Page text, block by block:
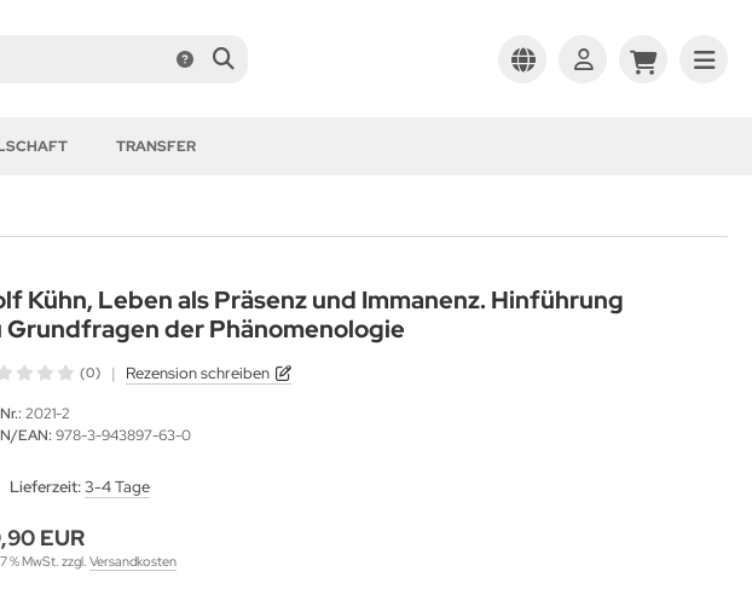
TRANSFER
Kühn, Leben als Präsenz und Immanenz. Hinführung
Grundfragen der Phänomenologie
(0) | Rezension schreiben
2021-2
EAN: 978-3-943897-63-0
Lieferzeit:3-4 Tage
EUR
% MwSt. zzgl. Versandkosten